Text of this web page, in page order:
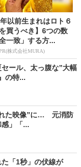
年以前生まれはロト６
買うべき】6つの数
一致」する方...
株式会社MURA)
ール、太っ腹な”大幅
の特...
た映像”に… 元消防
」「...
「1秒」の伏線が